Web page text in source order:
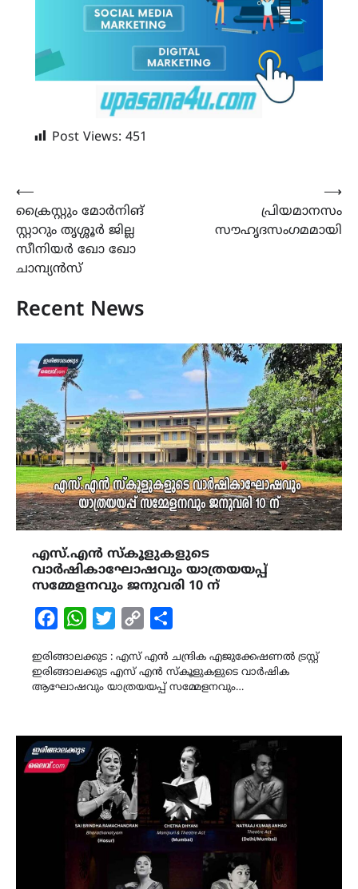
Post Views: 451
Post
navigation
⟵
ക്രൈസ്റ്റും മോർനിങ്
സ്റ്റാറും തൃശ്ശൂർ ജില്ല
സീനിയർ ഖോ ഖോ
ചാമ്പ്യൻസ്
പ്രിയമാനസം
സൗഹൃദസംഗമമായി
⟶
Recent News
എസ്.എൻ സ്കൂളുകളുടെ
വാർഷികാഘോഷവും യാത്രയയപ്പ്
സമ്മേളനവും ജനുവരി 10 ന്
FacebookWhatsAppTwitterCopy
ഇരിങ്ങാലക്കുട : എസ് എൻ ചന്ദ്രിക എജുക്കേഷണൽ ട്രസ്റ്റ്
ഇരിങ്ങാലക്കുട എസ് എൻ സ്കൂളുകളുടെ വാർഷിക
ആഘോഷവും യാത്രയയപ്പ് സമ്മേളനവും…